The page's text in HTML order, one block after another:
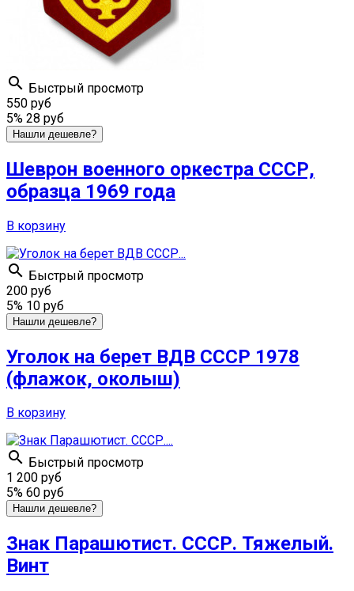
 Быстрый просмотр
550 руб
5% 28 руб
Нашли дешевле?
Шеврон военного оркестра СССР,
образца 1969 года
В корзину
 Быстрый просмотр
200 руб
5% 10 руб
Нашли дешевле?
Уголок на берет ВДВ СССР 1978
(флажок, околыш)
В корзину
 Быстрый просмотр
1 200 руб
5% 60 руб
Нашли дешевле?
Знак Парашютист. СССР. Тяжелый.
Винт